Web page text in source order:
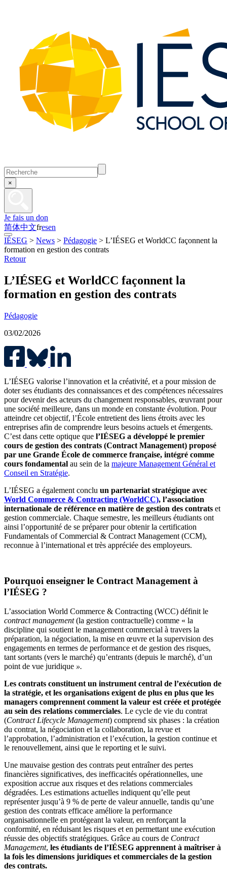
×
Je fais un don
简体中文fresen
IÉSEG > News > Pédagogie > L’IÉSEG et WorldCC façonnent la
formation en gestion des contrats
Retour
L’IÉSEG et WorldCC façonnent la
formation en gestion des contrats
Pédagogie
03/02/2026
L’IÉSEG valorise l’innovation et la créativité, et a pour mission de
doter ses étudiants des connaissances et des compétences nécessaires
pour devenir des acteurs du changement responsables, œuvrant pour
une société meilleure, dans un monde en constante évolution. Pour
atteindre cet objectif, l’École entretient des liens étroits avec les
entreprises afin de comprendre leurs besoins actuels et émergents.
C’est dans cette optique que l’IÉSEG a développé le premier
cours de gestion des contrats (Contract Management) proposé
par une Grande École de commerce française, intégré comme
cours fondamental au sein de la majeure Management Général et
Conseil en Stratégie.
L’IÉSEG a également conclu un partenariat stratégique avec
World Commerce & Contracting (WorldCC), l’association
internationale de référence en matière de gestion des contrats et
gestion commerciale. Chaque semestre, les meilleurs étudiants ont
ainsi l’opportunité de se préparer pour obtenir la certification
Fundamentals of Commercial & Contract Management (CCM),
reconnue à l’international et très appréciée des employeurs.
Pourquoi enseigner le Contract Management à
l’IÉSEG ?
L’association World Commerce & Contracting (WCC) définit le
contract management(la gestion contractuelle) comme « la
discipline qui soutient le management commercial à travers la
préparation, la négociation, la mise en œuvre et la supervision des
engagements en termes de performance et de gestion des risques,
tant sortants (vers le marché) qu’entrants (depuis le marché), d’un
point de vue juridique ».
Les contrats constituent un instrument central de l’exécution de
la stratégie, et les organisations exigent de plus en plus que les
managers comprennent comment la valeur est créée et protégée
au sein des relations commerciales. Le cycle de vie du contrat
(Contract Lifecycle Management) comprend six phases : la création
du contrat, la négociation et la collaboration, la revue et
l’approbation, l’administration et l’exécution, la gestion continue et
le renouvellement, ainsi que le reporting et le suivi.
Une mauvaise gestion des contrats peut entraîner des pertes
financières significatives, des inefficacités opérationnelles, une
exposition accrue aux risques et des relations commerciales
dégradées. Les estimations actuelles indiquent qu’elle peut
représenter jusqu’à 9 % de perte de valeur annuelle, tandis qu’une
gestion des contrats efficace améliore la performance
organisationnelle en protégeant la valeur, en renforçant la
conformité, en réduisant les risques et en permettant une exécution
réussie des objectifs stratégiques. Grâce au cours de Contract
Management, les étudiants de l’IÉSEG apprennent à maîtriser à
la fois les dimensions juridiques et commerciales de la gestion
des contrats.